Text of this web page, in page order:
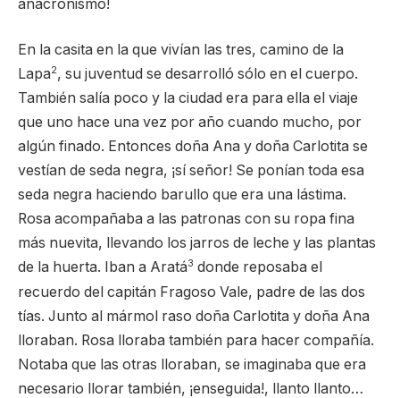
anacronismo!
En la casita en la que vivían las tres, camino de la
Lapa2, su juventud se desarrolló sólo en el cuerpo.
También salía poco y la ciudad era para ella el viaje
que uno hace una vez por año cuando mucho, por
algún finado. Entonces doña Ana y doña Carlotita se
vestían de seda negra, ¡sí señor! Se ponían toda esa
seda negra haciendo barullo que era una lástima.
Rosa acompañaba a las patronas con su ropa fina
más nuevita, llevando los jarros de leche y las plantas
de la huerta. Iban a Aratá3 donde reposaba el
recuerdo del capitán Fragoso Vale, padre de las dos
tías. Junto al mármol raso doña Carlotita y doña Ana
lloraban. Rosa lloraba también para hacer compañía.
Notaba que las otras lloraban, se imaginaba que era
necesario llorar también, ¡enseguida!, llanto llanto…